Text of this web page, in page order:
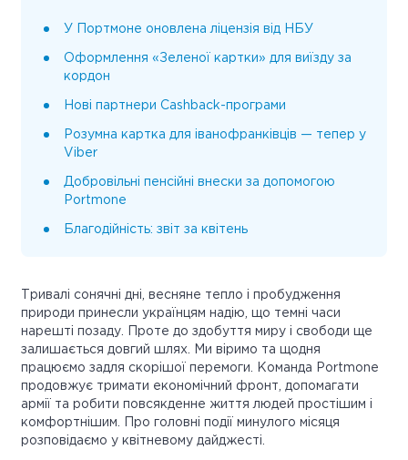
У Портмоне оновлена ліцензія від НБУ
Оформлення «Зеленої картки» для виїзду за
кордон
Нові партнери Cashback-програми
Розумна картка для іванофранківців — тепер у
Viber
Добровільні пенсійні внески за допомогою
Portmone
Благодійність: звіт за квітень
Тривалі сонячні дні, весняне тепло і пробудження
природи принесли українцям надію, що темні часи
нарешті позаду. Проте до здобуття миру і свободи ще
залишається довгий шлях. Ми віримо та щодня
працюємо задля скорішої перемоги. Команда Portmone
продовжує тримати економічний фронт, допомагати
армії та робити повсякденне життя людей простішим і
комфортнішим. Про головні події минулого місяця
розповідаємо у квітневому дайджесті.